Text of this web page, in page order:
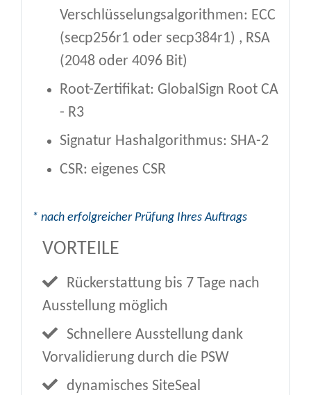
Verschlüsselungsalgorithmen: ECC
(secp256r1 oder secp384r1) , RSA
(2048 oder 4096 Bit)
Root-Zertifikat: GlobalSign Root CA
- R3
Signatur Hashalgorithmus: SHA-2
CSR: eigenes CSR
* nach erfolgreicher Prüfung Ihres Auftrags
VORTEILE
Rückerstattung bis 7 Tage nach
Ausstellung möglich
Schnellere Ausstellung dank
Vorvalidierung durch die PSW
dynamisches SiteSeal